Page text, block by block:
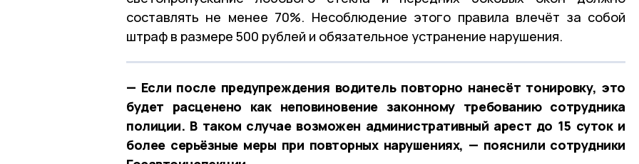
составлять не менее 70%. Несоблюдение этого правила влечёт за собой
штраф в размере 500 рублей и обязательное устранение нарушения.
— Если после предупреждения водитель повторно нанесёт тонировку, это
будет расценено как неповиновение законному требованию сотрудника
полиции. В таком случае возможен административный арест до 15 суток и
более серьёзные меры при повторных нарушениях, — пояснили сотрудники